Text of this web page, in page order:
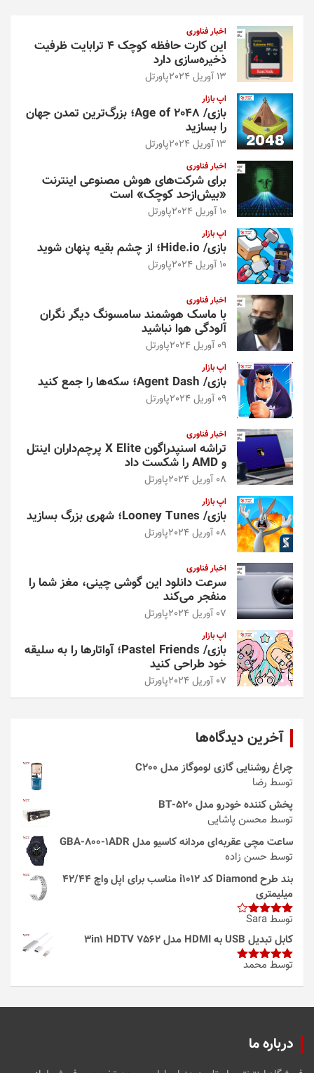
اخبار فناوری
این کارت حافظه کوچک ۴ ترابایت ظرفیت
ذخیره‌سازی دارد
13 آوریل 2024 پاورتل
اپ بازار
بازی/ Age of 2048؛ بزرگ‌ترین تمدن جهان
را بسازید
13 آوریل 2024 پاورتل
اخبار فناوری
برای شرکت‌های هوش مصنوعی اینترنت
«بیش‌از‌حد کوچک» است
10 آوریل 2024 پاورتل
اپ بازار
بازی/ Hide.io؛ از چشم بقیه پنهان شوید
10 آوریل 2024 پاورتل
اخبار فناوری
با ماسک هوشمند سامسونگ دیگر نگران
آلودگی هوا نباشید
09 آوریل 2024 پاورتل
اپ بازار
بازی/ Agent Dash؛ سکه‌ها را جمع کنید
09 آوریل 2024 پاورتل
اخبار فناوری
تراشه اسنپدراگون X Elite پرچم‌داران اینتل
و AMD را شکست داد
08 آوریل 2024 پاورتل
اپ بازار
بازی/ Looney Tunes؛ شهری بزرگ بسازید
08 آوریل 2024 پاورتل
اخبار فناوری
سرعت دانلود این گوشی چینی، مغز شما را
منفجر می‌کند
07 آوریل 2024 پاورتل
اپ بازار
بازی/ Pastel Friends؛ آواتارها را به سلیقه
خود طراحی کنید
07 آوریل 2024 پاورتل
آخرین دیدگاه‌ها
چراغ روشنایی گازی لوموگاز مدل C200
توسط رضا
پخش کننده خودرو مدل 520-BT
توسط محسن پاشایی
ساعت مچی عقربه‌ای مردانه کاسیو مدل GBA-800-1ADR
توسط حسن زاده
بند طرح Diamond کد i1012 مناسب برای اپل واچ 42/44
میلیمتری
امتیاز4
از 5
توسط Sara
کابل تبدیل USB به HDMI مدل 3in1 HDTV 7562
امتیاز5از
توسط محمد
درباره ما